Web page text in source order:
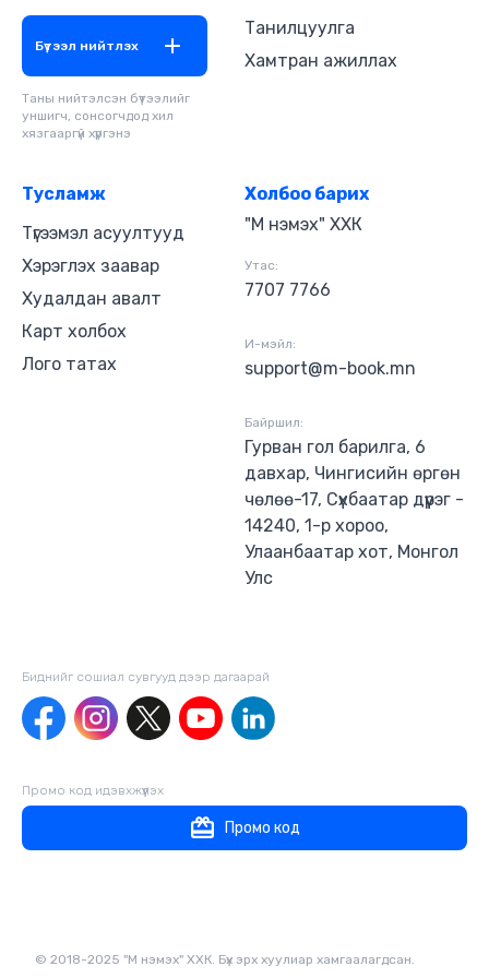
Бүтээл нийтлэх
Таны нийтэлсэн бүтээлийг
уншигч, сонсогчдод хил
хязгааргүй хүргэнэ
Танилцуулга
Хамтран ажиллах
Тусламж
Түгээмэл асуултууд
Хэрэглэх заавар
Худалдан авалт
Карт холбох
Лого татах
Холбоо барих
"М нэмэх" ХХК
Утас:
7707 7766
И-мэйл:
support@m-book.mn
Байршил:
Гурван гол барилга, 6
давхар, Чингисийн өргөн
чөлөө-17, Сүхбаатар дүүрэг -
14240, 1-р хороо,
Улаанбаатар хот, Монгол
Улс
Биднийг сошиал сувгууд дээр дагаaрай
Промо код идэвхжүүлэх
Промо код
© 2018-2025 "М нэмэх" ХХК. Бүх эрх хуулиар хамгаалагдсан.